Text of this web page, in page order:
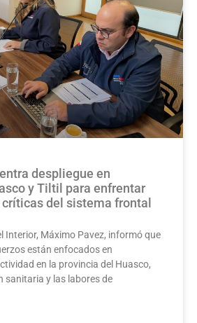
despliegue en
y Tiltil para enfrentar
críticas del sistema frontal
Interior, Máximo Pavez, informó que
están enfocados en
en la provincia del Huasco,
sanitaria y las labores de